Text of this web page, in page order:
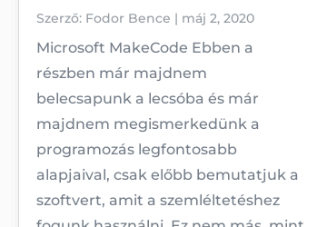
Szerző: Fodor Bence | máj 2, 2020
Microsoft MakeCode Ebben a
részben már majdnem
belecsapunk a lecsóba és már
majdnem megismerkedünk a
programozás legfontosabb
alapjaival, csak előbb bemutatjuk a
szoftvert, amit a szemléltetéshez